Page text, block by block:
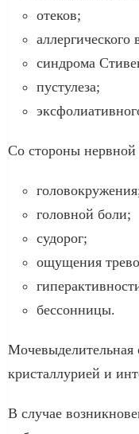
отеков;
аллергического
синдрома
пустулеза;
Со стороны
головной боли;
судорог;
ощущения
бессонницы.
Мочевыделительная
кристаллурией и
В случае